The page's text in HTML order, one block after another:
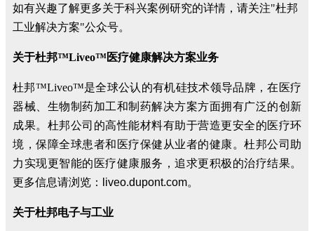
如有兴趣了解更多关于科兴案例研究的详情，请关注"杜邦
工业解决方案"公众号。
关于杜邦™Liveo™医疗健康解决方案业务
杜邦™Liveo™是全球公认的有机硅技术领导品牌，在医疗
器械、生物制药加工和制药解决方案方面拥有广泛的创新
成果。杜邦公司的高性能材料有助于营造更安全的医疗环
境，保障全球患者和医疗保健从业者的健康。杜邦公司助
力实现更智能的医疗健康服务，追求更积极的治疗结果。
更多信息请浏览 ： liveo.dupont.com。
关于杜邦电子与工业